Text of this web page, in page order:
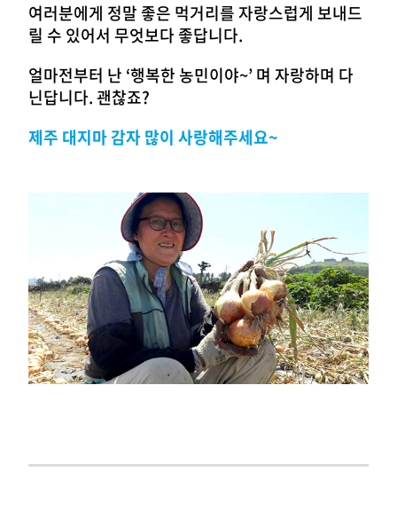
여러분에게 정말 좋은 먹거리를 자랑스럽게 보내드
릴 수 있어서 무엇보다 좋답니다.
얼마전부터 난 ‘행복한 농민이야~’ 며 자랑하며 다
닌답니다. 괜찮죠?
제주 대지마 감자 많이 사랑해주세요~